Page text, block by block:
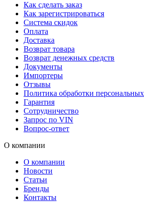
Как сделать заказ
Как зарегистрироваться
Система скидок
Оплата
Доставка
Возврат товара
Возврат денежных средств
Документы
Импортеры
Отзывы
Политика обработки
Гарантия
Сотрудничество
Запрос по VIN
Вопрос-ответ
О компании
О компании
Новости
Статьи
Бренды
Контакты